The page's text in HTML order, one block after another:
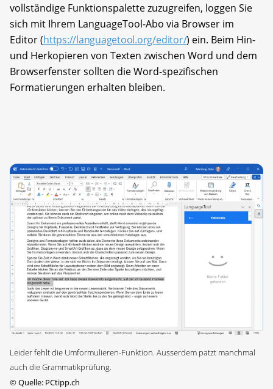
vollständige Funktionspalette zuzugreifen, loggen Sie
sich mit Ihrem LanguageTool-Abo via Browser im
Editor (https://languagetool.org/editor/) ein. Beim Hin-
und Herkopieren von Texten zwischen Word und dem
Browserfenster sollten die Word-spezifischen
Formatierungen erhalten bleiben.
Leider fehlt die Umformulieren-Funktion. Ausserdem patzt manchmal
auch die Grammatikprüfung.
©Quelle: PCtipp.ch